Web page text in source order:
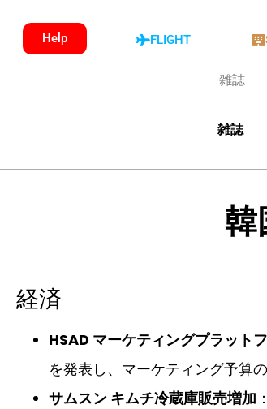
Help FLIGHT
雑誌
雑誌
韓
経済
HSAD マーケティングプラット
を発表し、マーケティング予算
サムスン キムチ冷蔵庫販売増加